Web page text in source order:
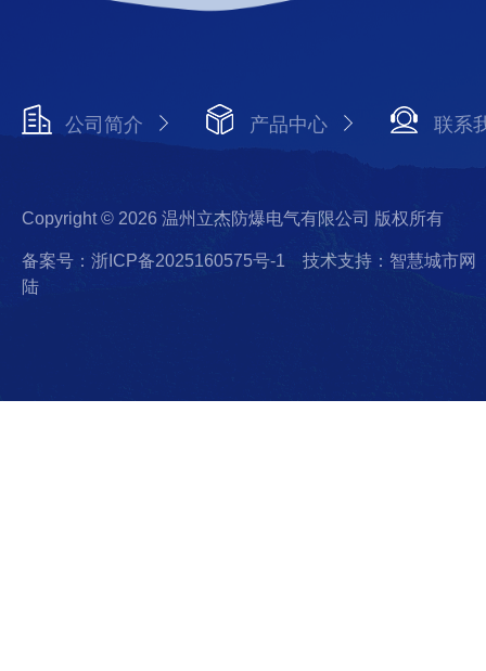
公司简介 产品中心 联系
Copyright © 2026 温州立杰防爆电气有限公司 版权所有
备案号：浙ICP备2025160575号-1
技术支持：智慧城市网
陆